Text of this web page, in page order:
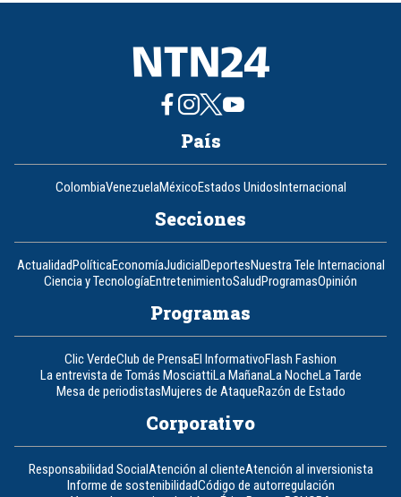
8
País
ColombiaVenezuelaMéxicoEstados UnidosInternacional
Secciones
ActualidadPolíticaEconomíaJudicialDeportesNuestra Tele Internacional
Ciencia y TecnologíaEntretenimientoSaludProgramasOpinión
Programas
Clic VerdeClub de PrensaEl InformativoFlash Fashion
La entrevista de Tomás MosciattiLa MañanaLa NocheLa Tarde
Mesa de periodistasMujeres de AtaqueRazón de Estado
Corporativo
Responsabilidad SocialAtención al clienteAtención al inversionista
Informe de sostenibilidadCódigo de autorregulación